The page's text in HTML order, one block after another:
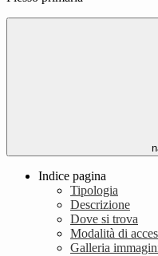
Indice pagina
Tipologia
Descrizione
Dove si trova
Modalità di
Galleria